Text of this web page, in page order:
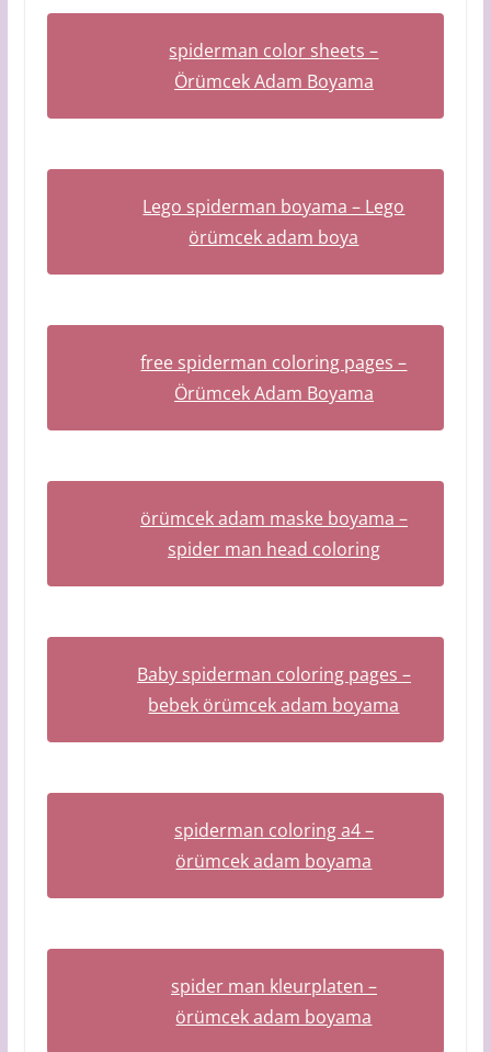
spiderman color sheets –
Örümcek Adam Boyama
Lego spiderman boyama – Lego
örümcek adam boya
free spiderman coloring pages –
Örümcek Adam Boyama
örümcek adam maske boyama –
spider man head coloring
Baby spiderman coloring pages –
bebek örümcek adam boyama
spiderman coloring a4 –
örümcek adam boyama
spider man kleurplaten –
örümcek adam boyama